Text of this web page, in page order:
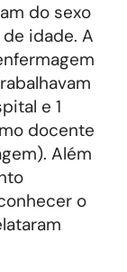
do sexo
idade. A
e 1
docente
Além
o